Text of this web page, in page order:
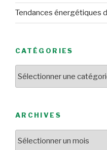
Tendances énergétiques
CATÉGORIES
ARCHIVES